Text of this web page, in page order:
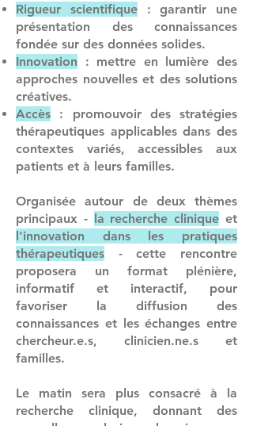
Rigueur scientifique: garantir une
présentation des connaissances
fondée sur des données solides.
Innovation : mettre en lumière des
approches nouvelles et des solutions
créatives.
Accès : promouvoir des stratégies
thérapeutiques applicables dans des
contextes variés, accessibles aux
patients et à leurs familles.
Organisée autour de deux thèmes
principaux - la recherche clinique et
l'innovation dans les pratiques
thérapeutiques - cette rencontre
proposera un format plénière,
informatif et interactif, pour
favoriser la diffusion des
connaissances et les échanges entre
chercheur.e.s, clinicien.ne.s et
familles.
Le matin sera plus consacré à la
recherche clinique, donnant des